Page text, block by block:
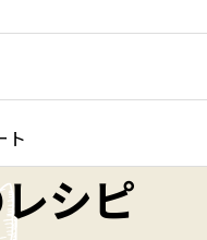
ト
シピ